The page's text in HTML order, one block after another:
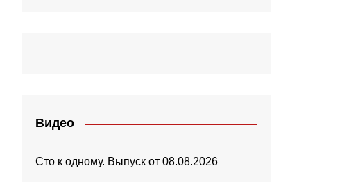
Видео
Сто к одному. Выпуск от 08.08.2026